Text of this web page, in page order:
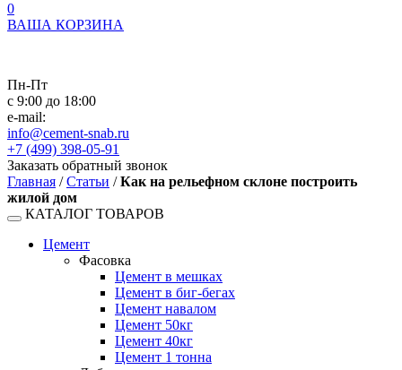
0
ВАША КОРЗИНА
Пн-Пт
с 9:00 до 18:00
e-mail:
info@cement-snab.ru
+7 (499) 398-05-91
Заказать обратный звонок
Главная /Статьи /Как на рельефном склоне построить
жилой дом
КАТАЛОГ ТОВАРОВ
Цемент
Фасовка
Цемент в мешках
Цемент в биг-бегах
Цемент навалом
Цемент 50кг
Цемент 40кг
Цемент 1 тонна